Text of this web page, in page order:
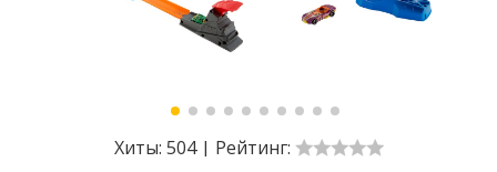
Хиты: 504 | Рейтинг: